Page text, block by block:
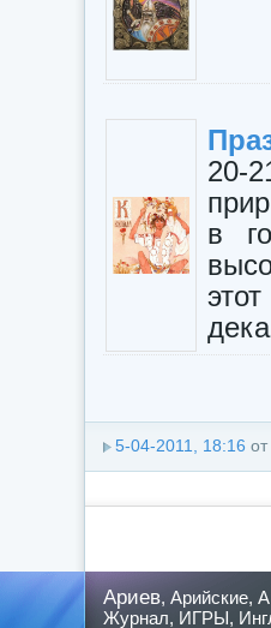
20-
в
5-04-2011, 18:16 от
Ариев, Арийские,
Журнал, ИГРЫ,